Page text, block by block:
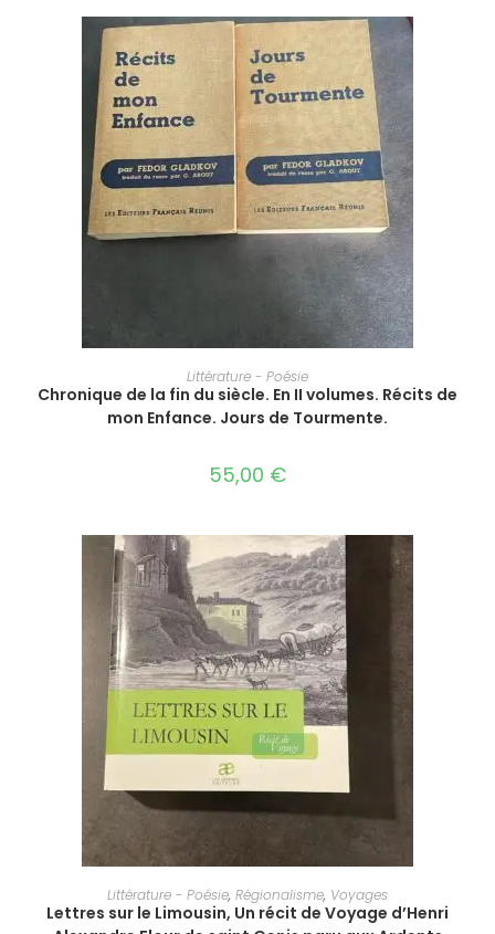
AJOUTER AU PANIER
Littérature - Poésie
Chronique de la fin du siècle. En II volumes. Récits de
mon Enfance. Jours de Tourmente.
55,00 €
AJOUTER AU PANIER
Littérature - Poésie, Régionalisme, Voyages
Lettres sur le Limousin, Un récit de Voyage d’Henri